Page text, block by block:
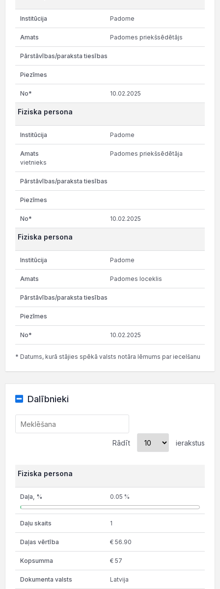
Padome
Padomes priekšsēdētājs
10.02.2025
Fiziska persona
Padome
Padomes priekšsēdētāja
vietnieks
10.02.2025
Fiziska persona
Padome
Padomes loceklis
10.02.2025
* Datums, kurā stājies spēkā valsts notāra lēmums par iecelšanu
Dalībnieki
Rādīt ierakstus
Fiziska persona
0.05 %
1
€ 56.90
€ 57
Latvija